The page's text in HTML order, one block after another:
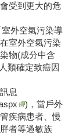
受到更大的危
外空氣污染導
室外空氣污染
物(成分中含
類確定致癌因
息
)，當戶外
疾病患者、慢
者等過敏族